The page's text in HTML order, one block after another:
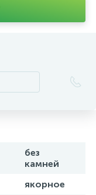
без
камней
якорное